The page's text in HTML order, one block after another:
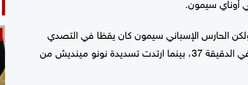
الحارس الإسباني سيمون كان يقظا في التصدي
لمحاولة مزدوجة أمام رونالدو وجواو فيليكس في الدقيقة 37، بينما ارتدت تسديدة نونو مينديش من